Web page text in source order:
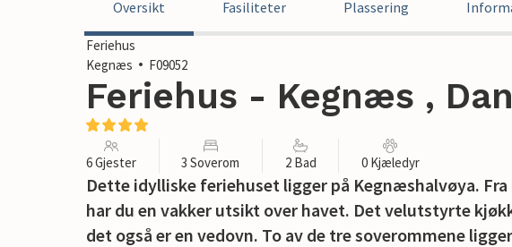
Oversikt Fasiliteter Plassering
Feriehus
Kegnæs
F09052
Feriehus - Kegnæs ,
6 Gjester 3 Soverom 2 Bad 0 Kjæledyr
Dette idylliske feriehuset ligger på Kegnæshalvøya.
har du en vakker utsikt over havet. Det velutstyrte
det også er en vedovn. To av de tre soverommene